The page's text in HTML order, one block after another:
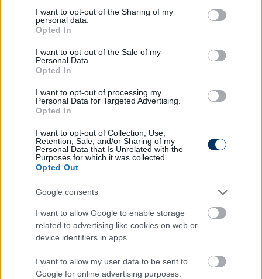
not limited to your visit or usage behaviour. You may click to
grant or deny consent to Google and its third-party tags to
use your data for below specified purposes in below Google
consent section.
I want to opt-out of the Sharing of my
personal data.
Opted In
I want to opt-out of the Sale of my
Personal Data.
Opted In
I want to opt-out of processing my
Personal Data for Targeted Advertising.
Opted In
I want to opt-out of Collection, Use,
Retention, Sale, and/or Sharing of my
Personal Data that Is Unrelated with the
Purposes for which it was collected.
Opted Out
Google consents
I want to allow Google to enable storage
related to advertising like cookies on web or
device identifiers in apps.
I want to allow my user data to be sent to
Google for online advertising purposes.
Puskás Akadémiát, és nézők nélkül is furcsa lesz
játszani.
– „Jól ismerjük már egymást, főleg így, hogy két
héten belül harmadjára fogunk egymással játszani.
Náluk a két kupameccsen szinte ugyanazok
játszottak, nálunk azért nagyobb volt a rotáció, ilyen
szempontból még jobban lehet őket ismerni, de
játékosaik, akik bármelyik meccsen képesek
váratlant húzni. Furcsa érzés lesz üres stadion előtt
játszani, de ehhez a szituációhoz is
alkalmazkodnunk kell és megpróbálni belőle jól
kijönni”– tette hozzá a középpályás.
A Mezőkövesd szombaton 17 órától fogadja a Puskás
Akadémiát, a mérkőzést az m4sport.hu közvetíti élőben.
Itt állíthatod be, hogy a Csakfoci az elsők